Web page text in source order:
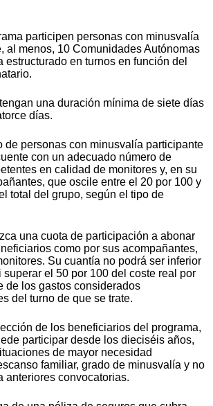
participen personas con minusvalía
al menos, 10 Comunidades Autónomas
estructurado en turnos en función del
una duración mínima de siete días
días.
de personas con minusvalía participante
con un adecuado número de
en calidad de monitores y, en su
que oscile entre el 20 por 100 y
total del grupo, según el tipo de
una cuota de participación a abonar
como por sus acompañantes,
Su cuantía no podrá ser inferior
superar el 50 por 100 del coste real por
de los gastos considerados
del turno de que se trate.
de los beneficiarios del programa,
participar desde los dieciséis años,
de mayor necesidad
familiar, grado de minusvalía y no
anteriores convocatorias.